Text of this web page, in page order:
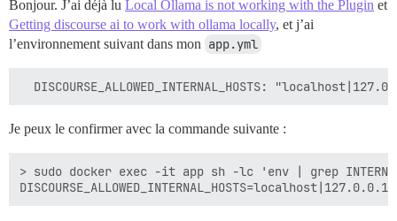
Bonjour. J’ai déjà lu Local Ollama is not working with the Plugin et
Getting discourse ai to work with ollama locally, et j’ai
l’environnement suivant dans mon app.yml
Je peux le confirmer avec la commande suivante :
> sudo docker exec -it app sh -lc 'env | grep